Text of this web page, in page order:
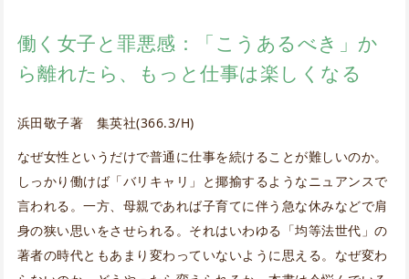
働く女子と罪悪感：「こうあるべき」か
ら離れたら、もっと仕事は楽しくなる
浜田敬子著 集英社(366.3/H)
なぜ女性というだけで普通に仕事を続けることが難しいのか。
しっかり働けば「バリキャリ」と揶揄するようなニュアンスで
言われる。一方、母親であれば子育てに伴う急な休みなどで肩
身の狭い思いをさせられる。それはいわゆる「均等法世代」の
著者の時代ともあまり変わっていないように思える。なぜ変わ